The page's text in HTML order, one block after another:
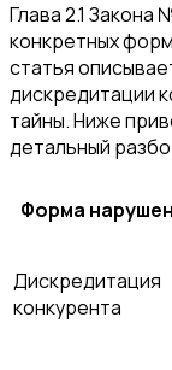
Глава 2.1
конкретных
статья
дискредитации
тайны. Ниже
детальный
Форма
Дискредитация
конкурента